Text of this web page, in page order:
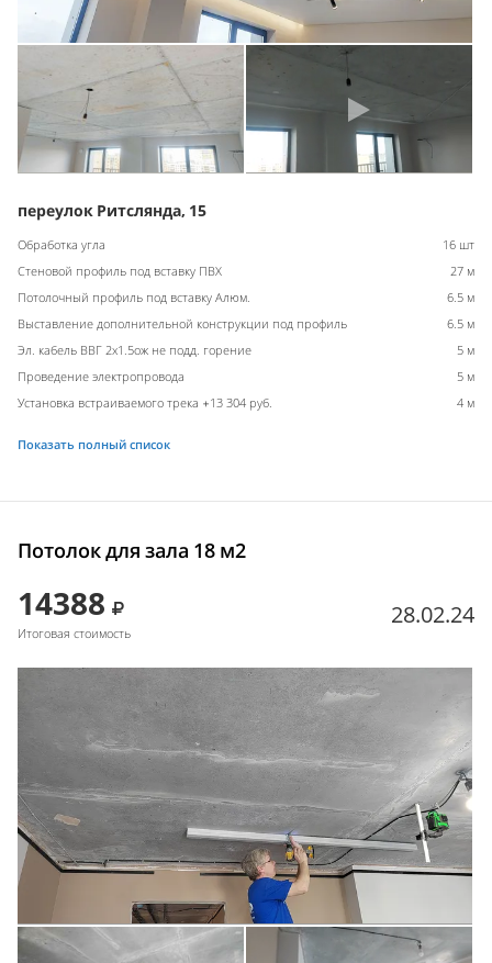
переулок Ритслянда, 15
Обработка угла
16 шт
Стеновой профиль под вставку ПВХ
27 м
Потолочный профиль под вставку Алюм.
6.5 м
Выставление дополнительной конструкции под профиль
6.5 м
Эл. кабель ВВГ 2х1.5ож не подд. горение
5 м
Проведение электропровода
5 м
Установка встраиваемого трека +13 304 руб.
4 м
Показать полный список
Потолок для зала 18 м2
14388
Итоговая стоимость
28.02.24